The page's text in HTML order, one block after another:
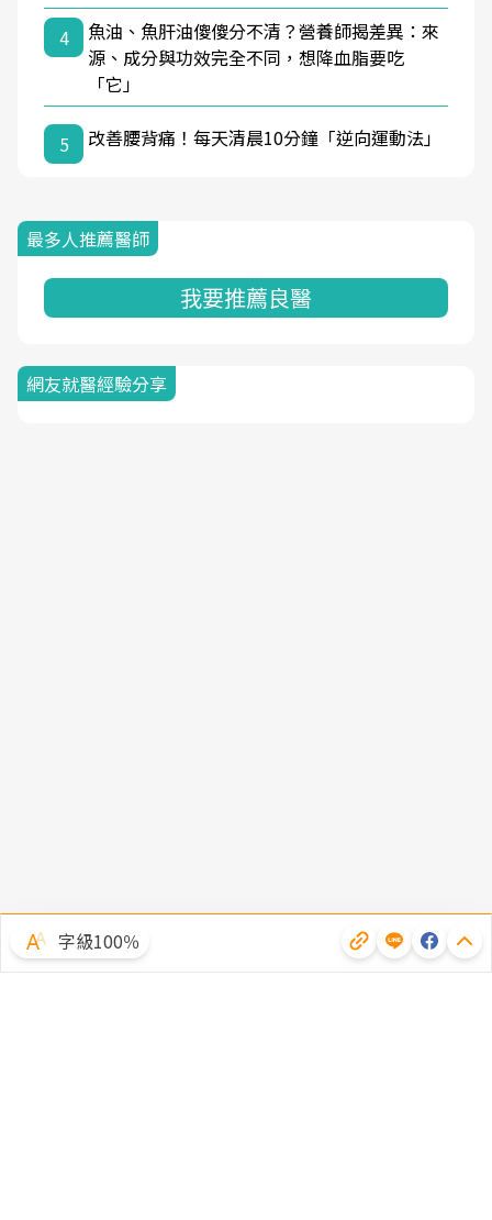
4
魚油、魚肝油傻傻分不清？營養師揭差異：來
源、成分與功效完全不同，想降血脂要吃
「它」
5 改善腰背痛！每天清晨10分鐘「逆向運動法」
最多人推薦醫師
我要推薦良醫
網友就醫經驗分享
字級100％